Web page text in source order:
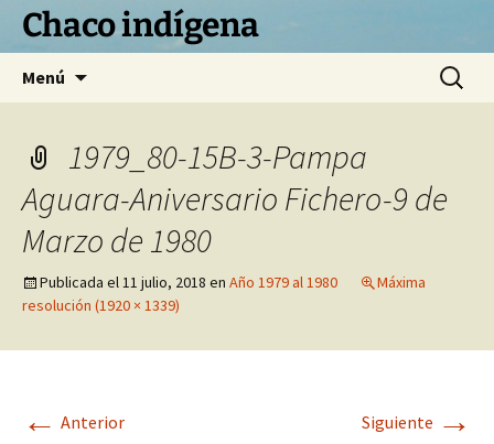
Chaco indígena
Menú Buscar:
1979_80-15B-3-Pampa
Aguara-Aniversario Fichero-9 de
Marzo de 1980
Publicada el11 julio, 2018 en Año 1979 al 1980
Máxima
resolución (1920 × 1339)
← Anterior Siguiente →